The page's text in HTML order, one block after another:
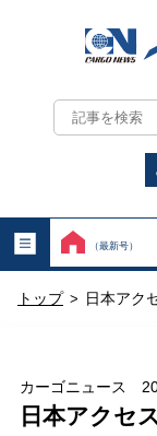
カ
ー
ニ
ュ
オ
（最新号）
トップ > 日本アク
カーゴニュース
日本アクセ